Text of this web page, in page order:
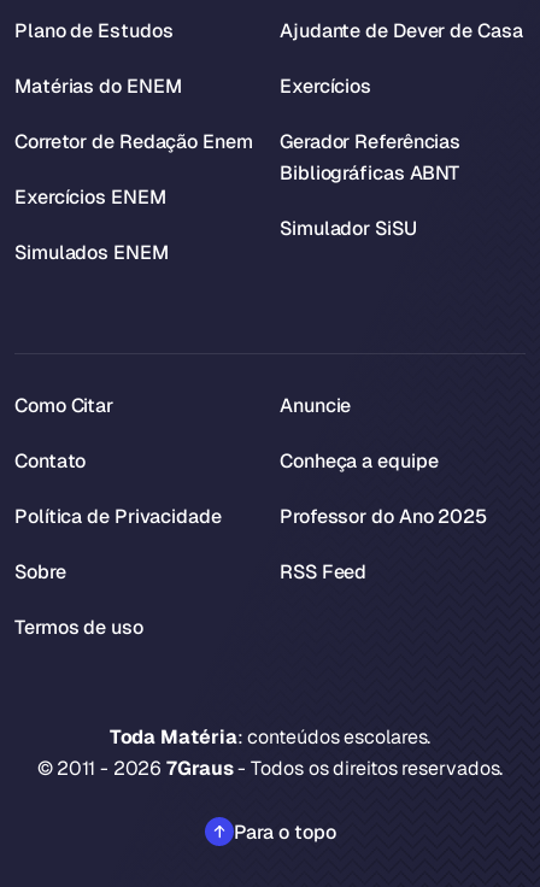
Plano de Estudos
Matérias do ENEM
Corretor de Redação Enem
Exercícios ENEM
Simulados ENEM
Ajudante de Dever de Casa
Exercícios
Gerador Referências
Bibliográficas ABNT
Simulador SiSU
Toda Matéria: conteúdos escolares.
© 2011 - 20267Graus- Todos os direitos reservados.
Para o topo
Como Citar
Contato
Política de Privacidade
Sobre
Termos de uso
Anuncie
Conheça a equipe
Professor do Ano 2025
RSS Feed